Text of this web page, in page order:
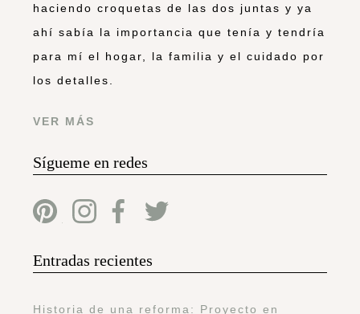
haciendo croquetas de las dos juntas y ya
ahí sabía la importancia que tenía y tendría
para mí el hogar, la familia y el cuidado por
los detalles.
VER MÁS
Sígueme en redes
Entradas recientes
Historia de una reforma: Proyecto en